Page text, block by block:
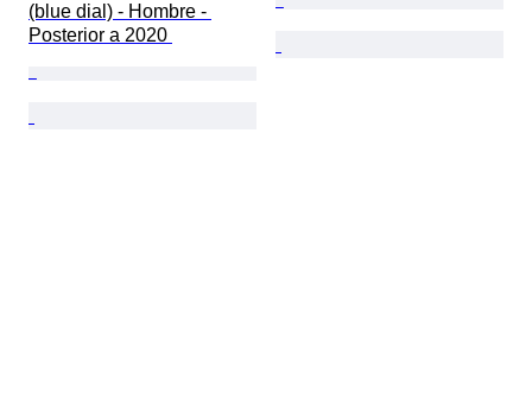
(blue dial) - Hombre -
Posterior a 2020